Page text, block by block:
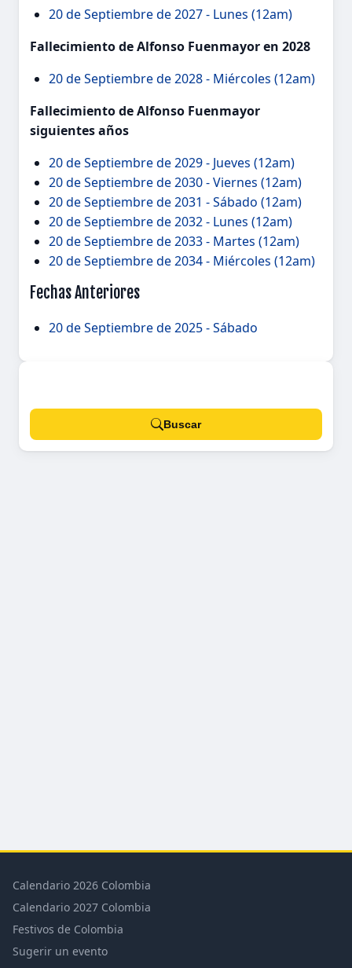
20 de Septiembre de 2027 - Lunes (12am)
Fallecimiento de Alfonso Fuenmayor en 2028
20 de Septiembre de 2028 - Miércoles (12am)
Fallecimiento de Alfonso Fuenmayor
siguientes años
20 de Septiembre de 2029 - Jueves (12am)
20 de Septiembre de 2030 - Viernes (12am)
20 de Septiembre de 2031 - Sábado (12am)
20 de Septiembre de 2032 - Lunes (12am)
20 de Septiembre de 2033 - Martes (12am)
20 de Septiembre de 2034 - Miércoles (12am)
Fechas Anteriores
20 de Septiembre de 2025 - Sábado
Buscar
Calendario 2026 Colombia
Calendario 2027 Colombia
Festivos de Colombia
Sugerir un evento